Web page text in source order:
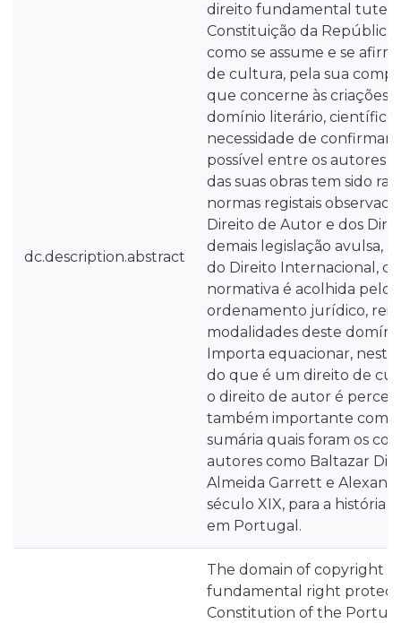
dc.description.abstract
direito fundamental
Constituição da República
como se assume e se
de cultura, pela sua
que concerne às criações
domínio literário, científico
necessidade de confirmar
possível entre os autores
das suas obras tem sido
normas registais
Direito de Autor e dos
demais legislação avulsa,
do Direito Internacional,
normativa é acolhida pelo
ordenamento jurídico,
modalidades deste
Importa equacionar, neste
do que é um direito de
o direito de autor é
também importante
sumária quais foram os
autores como Baltazar
Almeida Garrett e
século XIX, para a história
em Portugal.
The domain of copyright
fundamental right
Constitution of the